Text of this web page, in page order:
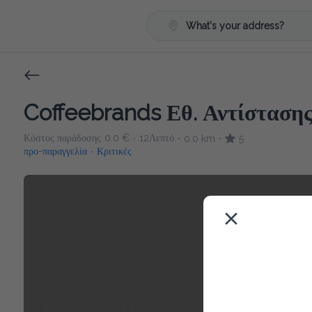
What's your address?
Coffeebrands Εθ.
Κόστος παράδοσης 0.0 € • 12Λεπτό • 0.0 km •
5
προ-παραγγελία • Κριτικές